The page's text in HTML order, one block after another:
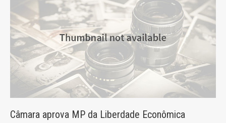
Câmara aprova MP da Liberdade Econômica